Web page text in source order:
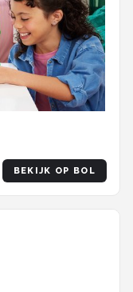
BEKIJK OP BOL